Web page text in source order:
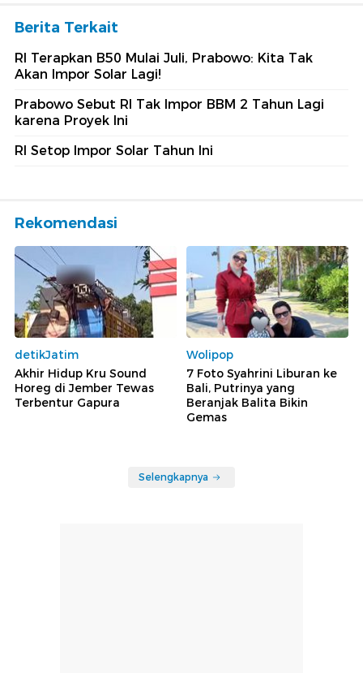
Berita Terkait
RI Terapkan B50 Mulai Juli, Prabowo: Kita Tak
Akan Impor Solar Lagi!
Prabowo Sebut RI Tak Impor BBM 2 Tahun Lagi
karena Proyek Ini
RI Setop Impor Solar Tahun Ini
Rekomendasi
detikJatim
Akhir Hidup Kru Sound
Horeg di Jember Tewas
Terbentur Gapura
Wolipop
7 Foto Syahrini Liburan ke
Bali, Putrinya yang
Beranjak Balita Bikin
Gemas
Selengkapnya